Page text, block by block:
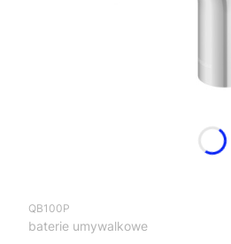
QB100P
baterie umywalkowe